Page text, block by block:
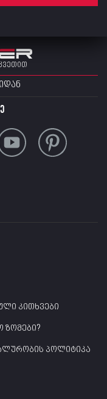
კითხვები
პოლიტიკა